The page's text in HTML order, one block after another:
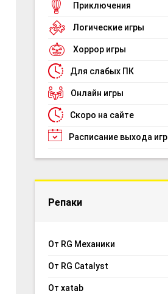
Приключения
Логические игры
Хоррор игры
Для слабых ПК
Онлайн игры
Скоро на сайте
Расписание выхода игр
Репаки
От RG Механики
От RG Catalyst
От xatab